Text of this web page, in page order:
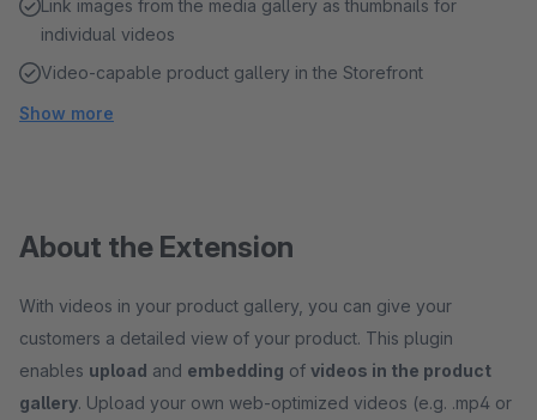
Link images from the media gallery as thumbnails for
individual videos
Video-capable product gallery in the Storefront
Show more
About the Extension
With videos in your product gallery, you can give your
customers a detailed view of your product. This plugin
enables upload and embedding of videos in the product
gallery. Upload your own web-optimized videos (e.g. .mp4 or